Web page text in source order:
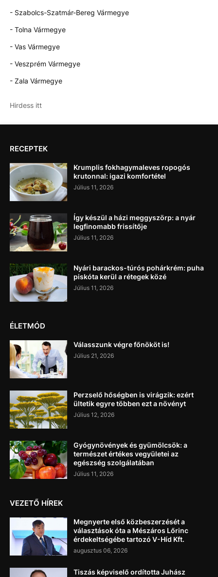
- Szabolcs-Szatmár-Bereg Vármegye
- Tolna Vármegye
- Vas Vármegye
- Veszprém Vármegye
- Zala Vármegye
Hirdess itt
RECEPTEK
Krumplis fokhagymaleves ropogós
krutonnal: igazi komfortétel
Július 11, 2026
Így készül a házi meggyszörp: a nyár
legfinomabb frissítője
Július 11, 2026
Nyári barackos-túrós pohárkrém: puha
piskóta kerül a rétegek közé
Július 11, 2026
ÉLETMÓD
Válasszunk végre főnököt is!
Július 21, 2026
Perzselő hőségben is virágzik: ezért
ültetik egyre többen ezt a növényt
Július 12, 2026
Gyógynövények és gyümölcsök: a
természet értékes vegyületei az
egészség szolgálatában
Július 11, 2026
VEZETŐ HÍREK
Megnyerte első közbeszerzését a
választások óta a Mészáros Lőrinc
érdekeltségébe tartozó V-Híd Kft.
augusztus 06, 2026
Tiszás képviselő ordította Juhász